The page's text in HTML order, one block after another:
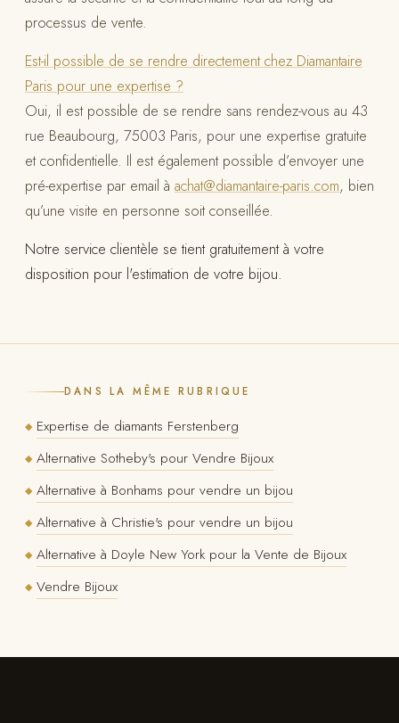
processus de vente.
Est-il possible de se rendre directement chez Diamantaire
Paris pour une expertise ?
Oui, il est possible de se rendre sans rendez-vous au 43
rue Beaubourg, 75003 Paris, pour une expertise gratuite
et confidentielle. Il est également possible d’envoyer une
pré-expertise par email à achat@diamantaire-paris.com, bien
qu’une visite en personne soit conseillée.
Notre service clientèle se tient gratuitement à votre
disposition pour l'estimation de votre bijou.
DANS LA MÊME RUBRIQUE
◆ Expertise de diamants Ferstenberg
◆ Alternative Sotheby's pour Vendre Bijoux
◆ Alternative à Bonhams pour vendre un bijou
◆ Alternative à Christie's pour vendre un bijou
◆ Alternative à Doyle New York pour la Vente de Bijoux
◆ Vendre Bijoux